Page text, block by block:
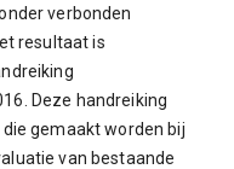
verbonden
resultaat is
Deze handreiking
gemaakt worden bij
van bestaande